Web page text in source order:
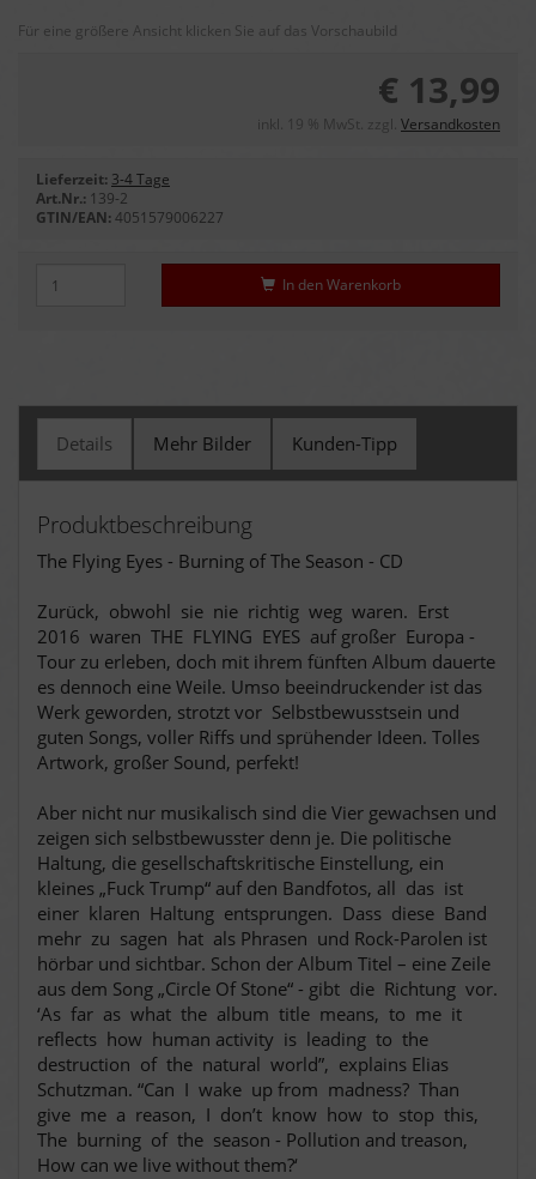
Für eine größere Ansicht klicken Sie auf das Vorschaubild
€ 13,99
inkl. 19 % MwSt. zzgl. Versandkosten
Lieferzeit: 3-4 Tage
Art.Nr.: 139-2
GTIN/EAN: 4051579006227
In den Warenkorb
Details Mehr Bilder Kunden-Tipp
Produktbeschreibung
The Flying Eyes - Burning of The Season - CD
Zurück, obwohl sie nie richtig weg waren. Erst
2016 waren THE FLYING EYES auf großer Europa -
Tour zu erleben, doch mit ihrem fünften Album dauerte
es dennoch eine Weile. Umso beeindruckender ist das
Werk geworden, strotzt vor Selbstbewusstsein und
guten Songs, voller Riffs und sprühender Ideen. Tolles
Artwork, großer Sound, perfekt!
Aber nicht nur musikalisch sind die Vier gewachsen und
zeigen sich selbstbewusster denn je. Die politische
Haltung, die gesellschaftskritische Einstellung, ein
kleines „Fuck Trump“ auf den Bandfotos, all das ist
einer klaren Haltung entsprungen. Dass diese Band
mehr zu sagen hat als Phrasen und Rock-Parolen ist
hörbar und sichtbar. Schon der Album Titel – eine Zeile
aus dem Song „Circle Of Stone“ - gibt die Richtung vor.
‘As far as what the album title means, to me it
reflects how human activity is leading to the
destruction of the natural world”, explains Elias
Schutzman. “Can I wake up from madness? Than
give me a reason, I don’t know how to stop this,
The burning of the season - Pollution and treason,
How can we live without them?‘